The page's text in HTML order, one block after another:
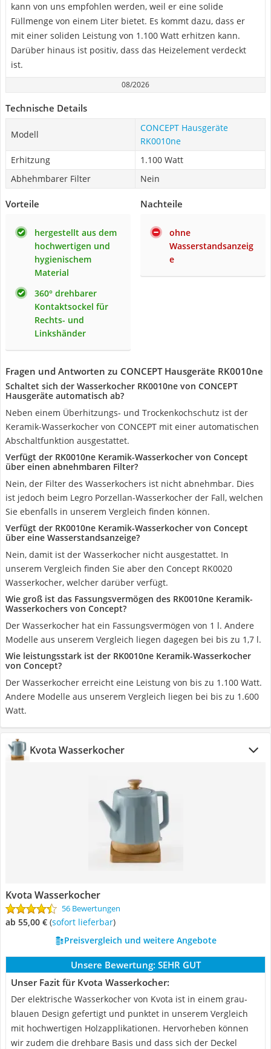
kann von uns empfohlen werden, weil er eine solide
Füllmenge von einem Liter bietet. Es kommt dazu, dass er
mit einer soliden Leistung von 1.100 Watt erhitzen kann.
Darüber hinaus ist positiv, dass das Heizelement verdeckt
ist.
08/2026
Technische Details
Modell
CONCEPT Hausgeräte
RK0010ne
Erhitzung
1.100 Watt
Abhehmbarer Filter
Nein
Vorteile
hergestellt aus dem
hochwertigen und
hygienischem
Material
360° drehbarer
Kontaktsockel für
Rechts- und
Linkshänder
Nachteile
ohne
Wasserstandsanzeig
e
Fragen und Antworten zu CONCEPT Hausgeräte RK0010ne
Schaltet sich der Wasserkocher RK0010ne von CONCEPT
Hausgeräte automatisch ab?
Neben einem Überhitzungs- und Trockenkochschutz ist der
Keramik-Wasserkocher von CONCEPT mit einer automatischen
Abschaltfunktion ausgestattet.
Verfügt der RK0010ne Keramik-Wasserkocher von Concept
über einen abnehmbaren Filter?
Nein, der Filter des Wasserkochers ist nicht abnehmbar. Dies
ist jedoch beim Legro Porzellan-Wasserkocher der Fall, welchen
Sie ebenfalls in unserem Vergleich finden können.
Verfügt der RK0010ne Keramik-Wasserkocher von Concept
über eine Wasserstandsanzeige?
Nein, damit ist der Wasserkocher nicht ausgestattet. In
unserem Vergleich finden Sie aber den Concept RK0020
Wasserkocher, welcher darüber verfügt.
Wie groß ist das Fassungsvermögen des RK0010ne Keramik-
Wasserkochers von Concept?
Der Wasserkocher hat ein Fassungsvermögen von 1 l. Andere
Modelle aus unserem Vergleich liegen dagegen bei bis zu 1,7 l.
Wie leistungsstark ist der RK0010ne Keramik-Wasserkocher
von Concept?
Der Wasserkocher erreicht eine Leistung von bis zu 1.100 Watt.
Andere Modelle aus unserem Vergleich liegen bei bis zu 1.600
Watt.
Kvota Wasserkocher
Kvota Wasserkocher
56 Bewertungen
ab 55,00 € ( Sofort lieferbar)
Preisvergleich und weitere Angebote
Unsere Bewertung: SEHR GUT
Unser Fazit für Kvota Wasserkocher:
Der elektrische Wasserkocher von Kvota ist in einem grau-
blauen Design gefertigt und punktet in unserem Vergleich
mit hochwertigen Holzapplikationen. Hervorheben können
wir zudem die drehbare Basis und dass sich der Deckel